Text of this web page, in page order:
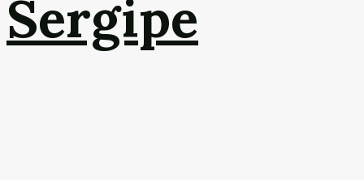
Sergipe